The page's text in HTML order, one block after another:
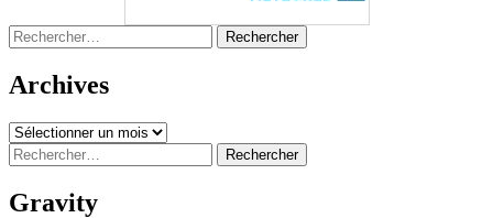
Rechercher :
Archives
Archives
Rechercher :
Gravity